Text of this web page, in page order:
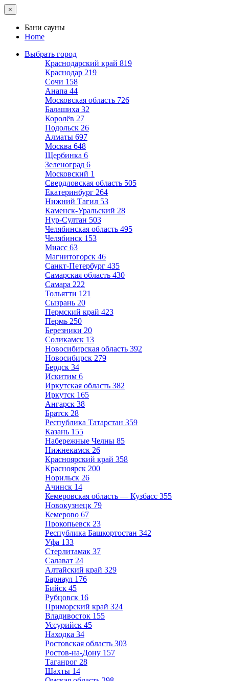
×
Бани сауны
Home
Выбрать город
Краснодарский край 819
Краснодар 219
Сочи 158
Анапа 44
Московская область 726
Балашиха 32
Королёв 27
Подольск 26
Алматы 697
Москва 648
Щербинка 6
Зеленоград 6
Московский 1
Свердловская область 505
Екатеринбург 264
Нижний Тагил 53
Каменск-Уральский 28
Нур-Султан 503
Челябинская область 495
Челябинск 153
Миасс 63
Магнитогорск 46
Санкт-Петербург 435
Самарская область 430
Самара 222
Тольятти 121
Сызрань 20
Пермский край 423
Пермь 250
Березники 20
Соликамск 13
Новосибирская область 392
Новосибирск 279
Бердск 34
Искитим 6
Иркутская область 382
Иркутск 165
Ангарск 38
Братск 28
Республика Татарстан 359
Казань 155
Набережные Челны 85
Нижнекамск 26
Красноярский край 358
Красноярск 200
Норильск 26
Ачинск 14
Кемеровская область — Кузбасс 355
Новокузнецк 79
Кемерово 67
Прокопьевск 23
Республика Башкортостан 342
Уфа 133
Стерлитамак 37
Салават 24
Алтайский край 329
Барнаул 176
Бийск 45
Рубцовск 16
Приморский край 324
Владивосток 155
Уссурийск 45
Находка 34
Ростовская область 303
Ростов-на-Дону 157
Таганрог 28
Шахты 14